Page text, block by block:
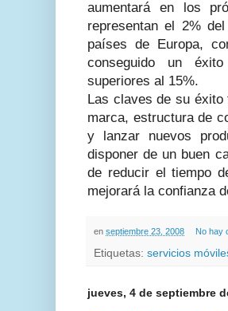
aumentará en los
representan el 2%
países de Europa,
conseguido un
superiores al 15%.
Las claves de su
marca, estructura de
y lanzar nuevos
disponer de un buen
de reducir el tiempo
mejorará la confianza
en septiembre 23, 2008 No hay
Etiquetas: servicios
jueves, 4 de septiembre